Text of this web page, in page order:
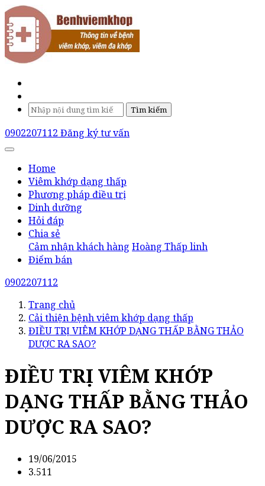
Tìm kiếm
0902207112 Đăng ký tư vấn
Home
Viêm khớp dạng thấp
Phương pháp điều trị
Dinh dưỡng
Hỏi đáp
Chia sẻ
Cảm nhận khách hàng Hoàng Thấp linh
Điểm bán
0902207112
Trang chủ
Cải thiện bệnh viêm khớp dạng thấp
ĐIỀU TRỊ VIÊM KHỚP DẠNG THẤP BẰNG THẢO
DƯỢC RA SAO?
ĐIỀU TRỊ VIÊM KHỚP
DẠNG THẤP BẰNG THẢO
DƯỢC RA SAO?
19/06/2015
3.511